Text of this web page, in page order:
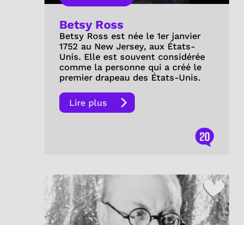
Betsy Ross
Betsy Ross est née le 1er janvier
1752 au New Jersey, aux États-
Unis. Elle est souvent considérée
comme la personne qui a créé le
premier drapeau des États-Unis.
Lire plus
20